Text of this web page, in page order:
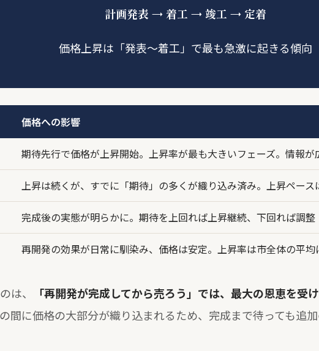
計画発表 → 着工 → 竣工 → 定着
価格上昇は「発表〜着工」で最も急激に起きる傾向
価格への影響
期待先行で価格が上昇開始。上昇率が最も大きいフェーズ。情報
上昇は続くが、すでに「期待」の多くが織り込み済み。上昇ペー
完成後の実態が明らかに。期待を上回れば上昇継続、下回れば調整
再開発の効果が日常に馴染み、価格は安定。上昇率は市全体の平均
は、 「再開発が完成してから売ろう」では、最大の恩恵を受
間に価格の大部分が織り込まれるため、完成まで待っても追